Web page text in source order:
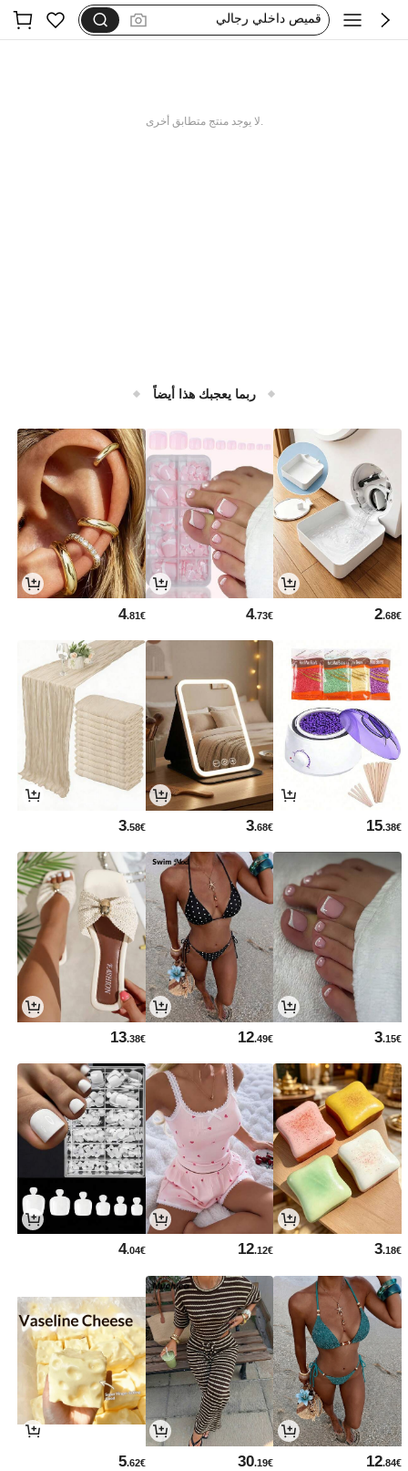
ملابس داخليه رجالي
.لا يوجد منتج متطابق أخرى
ربما يعجبك هذا أيضاً
2.68€
4.73€
4.81€
15.38€
3.68€
3.58€
3.15€
12.49€
13.38€
3.18€
12.12€
4.04€
12.84€
30.19€
5.62€